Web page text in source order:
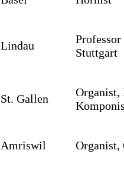
Lindau
Stuttgart
St. Gallen
Amriswil Organist,